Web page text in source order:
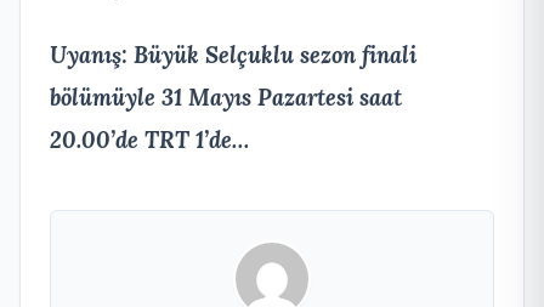
Uyanış: Büyük Selçuklu sezon finali
bölümüyle 31 Mayıs Pazartesi saat
20.00’de TRT 1’de…